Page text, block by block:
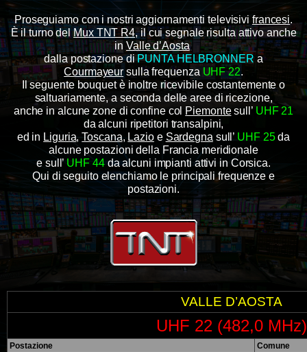
Proseguiamo con i nostri aggiornamenti televisivi francesi.
È il turno delMux TNT R4, il cui segnale risulta attivo anche
inValle d’Aosta
dalla postazione diPUNTA HELBRONNERa
Courmayeur sulla frequenza UHF 22.
Il seguente bouquet è inoltre ricevibile costantemente o
saltuariamente, a seconda delle aree di ricezione,
anche in alcune zone di confine col Piemontesull’ UHF 21
da alcuni ripetitori transalpini,
ed in Liguria,Toscana, Lazioe Sardegna sull’ UHF 25da
alcune postazioni della Francia meridionale
e sull’ UHF 44da alcuni impianti attivi in Corsica.
Qui di seguito elenchiamo le principali frequenze e
postazioni.
VALLE D’AOSTA
UHF 22 (482,0 MHz)
Postazione Comune